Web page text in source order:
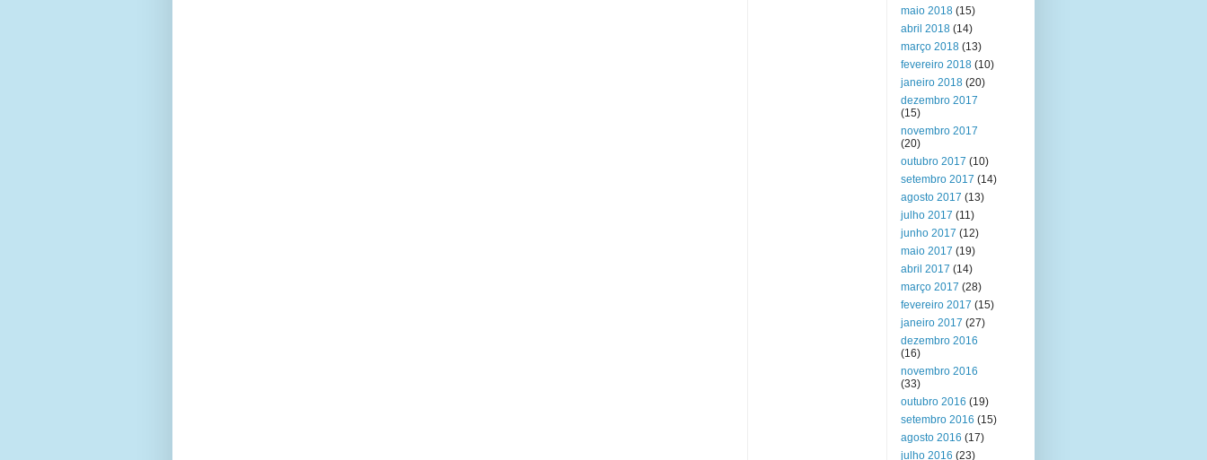
maio 2018 (15)
abril 2018 (14)
março 2018 (13)
fevereiro 2018 (10)
janeiro 2018 (20)
dezembro 2017
(15)
novembro 2017
(20)
outubro 2017 (10)
setembro 2017 (14)
agosto 2017 (13)
julho 2017 (11)
junho 2017 (12)
maio 2017 (19)
abril 2017 (14)
março 2017 (28)
fevereiro 2017 (15)
janeiro 2017 (27)
dezembro 2016
(16)
novembro 2016
(33)
outubro 2016 (19)
setembro 2016 (15)
agosto 2016 (17)
julho 2016 (23)